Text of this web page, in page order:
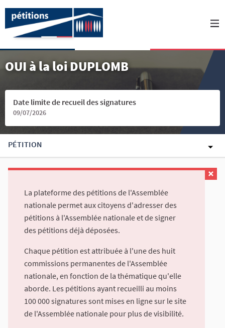
OUI à la loi DUPLOMB
Date limite de recueil des signatures
09/07/2026
PÉTITION
La plateforme des pétitions de l'Assemblée
nationale permet aux citoyens d'adresser des
pétitions à l'Assemblée nationale et de signer
des pétitions déjà déposées.
Chaque pétition est attribuée à l'une des huit
commissions permanentes de l'Assemblée
nationale, en fonction de la thématique qu'elle
aborde. Les pétitions ayant recueilli au moins
100 000 signatures sont mises en ligne sur le site
de l'Assemblée nationale pour plus de visibilité.